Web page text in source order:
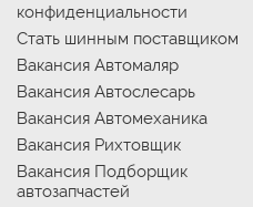
конфиденциальности
Стать шинным поставщиком
Вакансия Автомаляр
Вакансия Автослесарь
Вакансия Автомеханика
Вакансия Рихтовщик
Вакансия Подборщик
автозапчастей